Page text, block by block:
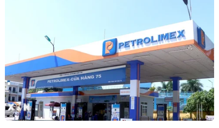
Ngành Hải quan đẩy mạnh cải cách
thể chế và hiện đại hóa công tác
quản lý
05/08/2026 12:35
Ngân hàng trước làn sóng AI: Dữ liệu